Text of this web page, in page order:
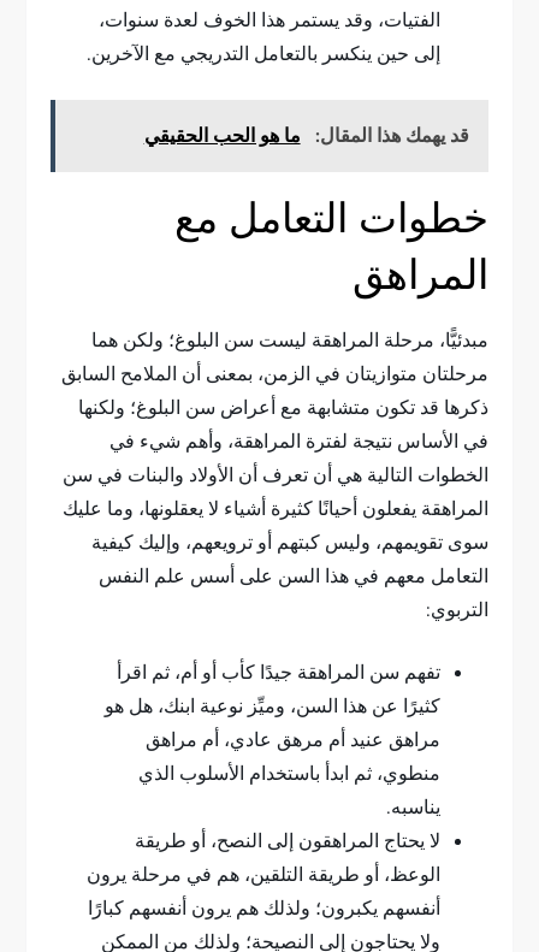
الفتيات، وقد يستمر هذا الخوف لعدة سنوات،
إلى حين ينكسر بالتعامل التدريجي مع الآخرين.
قد يهمك هذا المقال: ما هو الحب الحقيقي
خطوات التعامل مع
المراهق
مبدئيًّا، مرحلة المراهقة ليست سن البلوغ؛ ولكن هما
مرحلتان متوازيتان في الزمن، بمعنى أن الملامح السابق
ذكرها قد تكون متشابهة مع أعراض سن البلوغ؛ ولكنها
في الأساس نتيجة لفترة المراهقة، وأهم شيء في
الخطوات التالية هي أن تعرف أن الأولاد والبنات في سن
المراهقة يفعلون أحيانًا كثيرة أشياء لا يعقلونها، وما عليك
سوى تقويمهم، وليس كبتهم أو ترويعهم، وإليك كيفية
التعامل معهم في هذا السن على أسس علم النفس
التربوي:
تفهم سن المراهقة جيدًا كأب أو أم، ثم اقرأ
كثيرًا عن هذا السن، وميِّز نوعية ابنك، هل هو
مراهق عنيد أم مرهق عادي، أم مراهق
منطوي، ثم ابدأ باستخدام الأسلوب الذي
يناسبه.
لا يحتاج المراهقون إلى النصح، أو طريقة
الوعظ، أو طريقة التلقين، هم في مرحلة يرون
أنفسهم يكبرون؛ ولذلك هم يرون أنفسهم كبارًا
ولا يحتاجون إلى النصيحة؛ ولذلك من الممكن